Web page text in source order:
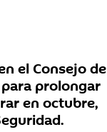
el Consejo de
prolongar
en octubre,